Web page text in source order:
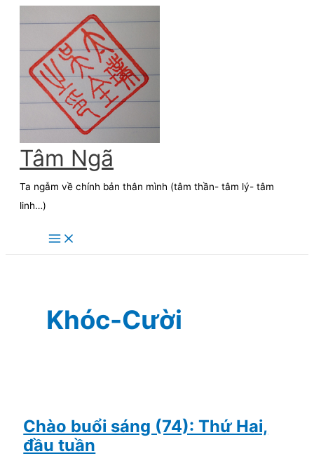
content
Tâm Ngã
Ta ngẫm về chính bản thân mình (tâm thần- tâm lý- tâm
linh…)
Khóc-Cười
Chào buổi sáng (74): Thứ Hai,
đầu tuần